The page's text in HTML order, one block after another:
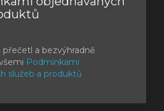
přečetl a bezvýhradně
Podmínkami
služeb a produktů